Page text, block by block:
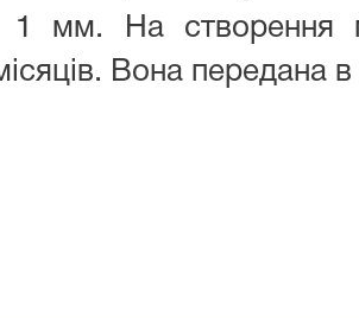
1 мм. На створення
Вона передана